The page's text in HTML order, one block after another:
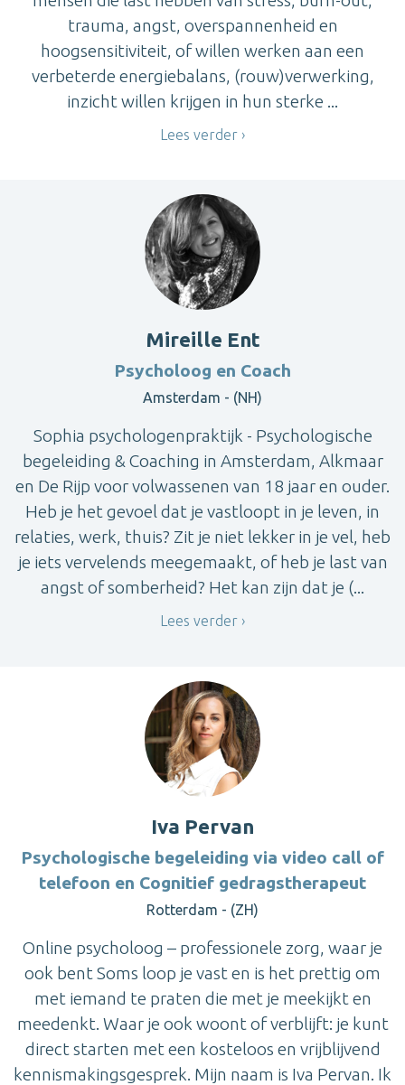
trauma, angst, overspannenheid en
hoogsensitiviteit, of willen werken aan een
verbeterde energiebalans, (rouw)verwerking,
inzicht willen krijgen in hun sterke ...
Lees verder
Mireille Ent
Psycholoog en Coach
Amsterdam - (NH)
Sophia psychologenpraktijk - Psychologische
begeleiding & Coaching in Amsterdam, Alkmaar
en De Rijp voor volwassenen van 18 jaar en ouder.
Heb je het gevoel dat je vastloopt in je leven, in
relaties, werk, thuis? Zit je niet lekker in je vel, heb
je iets vervelends meegemaakt, of heb je last van
angst of somberheid? Het kan zijn dat je (...
Lees verder
Iva Pervan
Psychologische begeleiding via video call of
telefoon en Cognitief gedragstherapeut
Rotterdam - (ZH)
Online psycholoog – professionele zorg, waar je
ook bent Soms loop je vast en is het prettig om
met iemand te praten die met je meekijkt en
meedenkt. Waar je ook woont of verblijft: je kunt
direct starten met een kosteloos en vrijblijvend
kennismakingsgesprek. Mijn naam is Iva Pervan. Ik